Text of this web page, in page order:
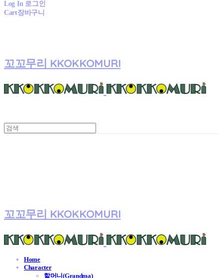
Log In 로그인
Cart장바구니
꼬꼬무리 KKOKKOMURI
꼬꼬무리 KKOKKOMURI
Home
Character
할머니(Grandma)